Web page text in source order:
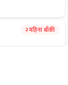
२ महिना बाँकी